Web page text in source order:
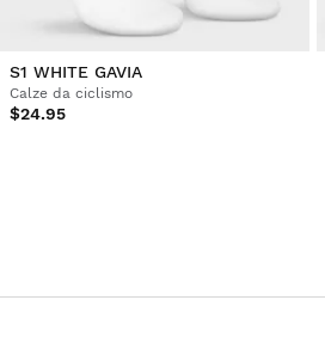
S1 WHITE GAVIA
Calze da ciclismo
$24.95